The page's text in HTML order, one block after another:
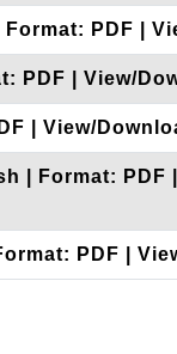
PDF |
PDF | View/
| View/
| Format: PDF
PDF |